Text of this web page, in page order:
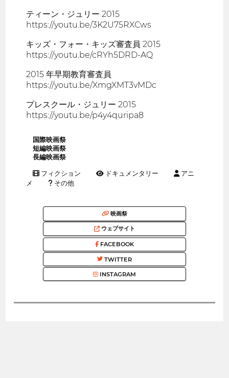
ティーン・ジュリー 2015
https://youtu.be/3K2U75RXCws
キッズ・フォー・キッズ審査員 2015
https://youtu.be/cRYh5DRD-AQ
2015 年早期教育審査員
https://youtu.be/XmgXMT3vMDc
プレスクール・ジュリー 2015
https://youtu.be/p4y4quripa8
国際映画祭
短編映画祭
長編映画祭
フィクション ドキュメンタリー
アニ
メ
その他
映画祭
ウェブサイト
FACEBOOK
TWITTER
INSTAGRAM